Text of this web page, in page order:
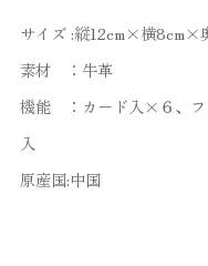
サイズ :縦12cm×横8cm×
素材 ：牛革
機能 ：カード入×６、フ
入
原産国:中国